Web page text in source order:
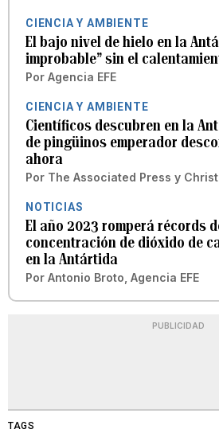
CIENCIA Y AMBIENTE
El bajo nivel de hielo en la
improbable” sin el
Por Agencia EFE
CIENCIA Y AMBIENTE
Científicos descubren en la
de pingüinos emperador
ahora
Por The Associated Press y
NOTICIAS
El año 2023 romperá récords
concentración de dióxido de
en la Antártida
Por Antonio Broto, Agencia EFE
PUBLICIDAD
TAGS